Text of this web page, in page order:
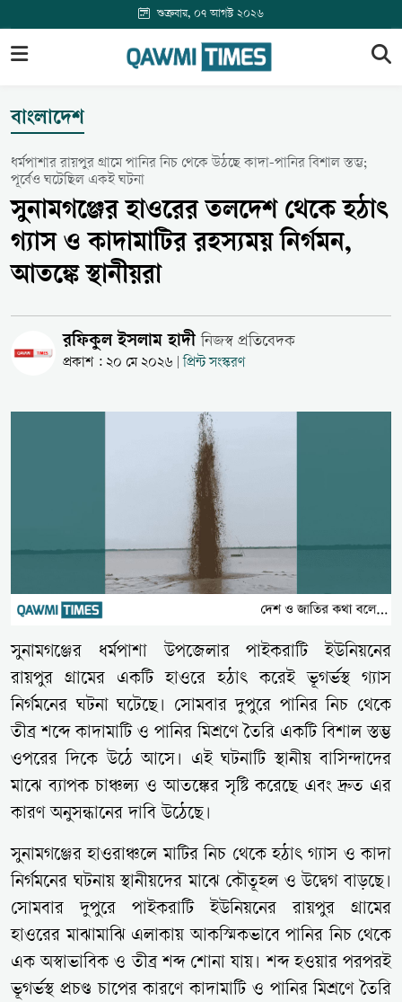
শুক্রবার, ০৭ আগস্ট ২০২৬
বাংলাদেশ
ধর্মপাশার রায়পুর গ্রামে পানির নিচ থেকে উঠছে কাদা-পানির বিশাল স্তম্ভ;
পূর্বেও ঘটেছিল একই ঘটনা
সুনামগঞ্জের হাওরের তলদেশ থেকে হঠাৎ
গ্যাস ও কাদামাটির রহস্যময় নির্গমন,
আতঙ্কে স্থানীয়রা
রফিকুল ইসলাম হাদীনিজস্ব প্রতিবেদক
প্রকাশ : ২০ মে ২০২৬ প্রিন্ট সংস্করণ
সুনামগঞ্জের ধর্মপাশা উপজেলার পাইকরাটি ইউনিয়নের
রায়পুর গ্রামের একটি হাওরে হঠাৎ করেই ভূগর্ভস্থ গ্যাস
নির্গমনের ঘটনা ঘটেছে। সোমবার দুপুরে পানির নিচ থেকে
তীব্র শব্দে কাদামাটি ও পানির মিশ্রণে তৈরি একটি বিশাল স্তম্ভ
ওপরের দিকে উঠে আসে। এই ঘটনাটি স্থানীয় বাসিন্দাদের
মাঝে ব্যাপক চাঞ্চল্য ও আতঙ্কের সৃষ্টি করেছে এবং দ্রুত এর
কারণ অনুসন্ধানের দাবি উঠেছে।
সুনামগঞ্জের হাওরাঞ্চলে মাটির নিচ থেকে হঠাৎ গ্যাস ও কাদা
নির্গমনের ঘটনায় স্থানীয়দের মাঝে কৌতূহল ও উদ্বেগ বাড়ছে।
সোমবার দুপুরে পাইকরাটি ইউনিয়নের রায়পুর গ্রামের
হাওরের মাঝামাঝি এলাকায় আকস্মিকভাবে পানির নিচ থেকে
এক অস্বাভাবিক ও তীব্র শব্দ শোনা যায়। শব্দ হওয়ার পরপরই
ভূগর্ভস্থ প্রচণ্ড চাপের কারণে কাদামাটি ও পানির মিশ্রণে তৈরি